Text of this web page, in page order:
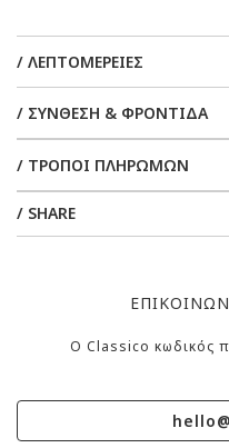
/ ΛΕΠΤΟΜΕΡΕΙΕΣ
/ ΣΥΝΘΕΣΗ & ΦΡΟΝΤΙΔΑ
/ ΤΡΟΠΟΙ ΠΛΗΡΩΜΩΝ
/ SHARE
O Classico κωδικός